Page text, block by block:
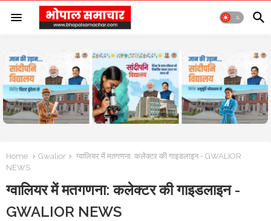
Home Gwalior
ग्वालियर में मतगणना: कलेक्टर की गाइडलाइन - GWALIOR
NEWS
ग्वालियर में मतगणना: कलेक्टर की गाइडलाइन -
GWALIOR NEWS